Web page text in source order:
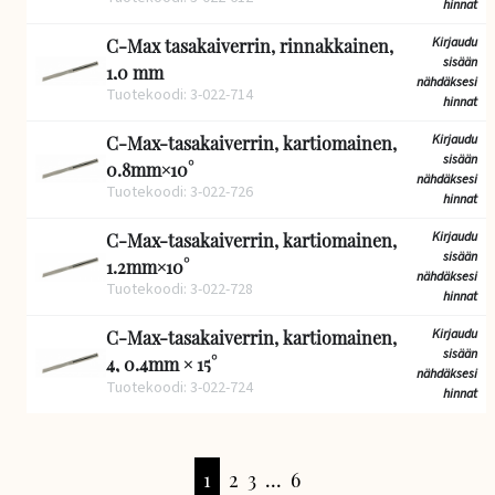
hinnat
C-Max tasakaiverrin, rinnakkainen,
1,0 mm
Tuotekoodi: 3-022-714
Kirjaudu
sisään
nähdäksesi
hinnat
C-Max-tasakaiverrin, kartiomainen,
0.8mm×10°
Tuotekoodi: 3-022-726
Kirjaudu
sisään
nähdäksesi
hinnat
C-Max-tasakaiverrin, kartiomainen,
1.2mm×10°
Tuotekoodi: 3-022-728
Kirjaudu
sisään
nähdäksesi
hinnat
C-Max-tasakaiverrin, kartiomainen,
4, 0.4mm × 15°
Tuotekoodi: 3-022-724
Kirjaudu
sisään
nähdäksesi
hinnat
1 2 3 ... 6